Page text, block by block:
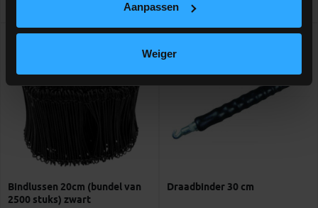
Aanpassen
Weiger
Bindlussen 20cm (bundel van
2500 stuks) zwart
Draadbinder 30 cm